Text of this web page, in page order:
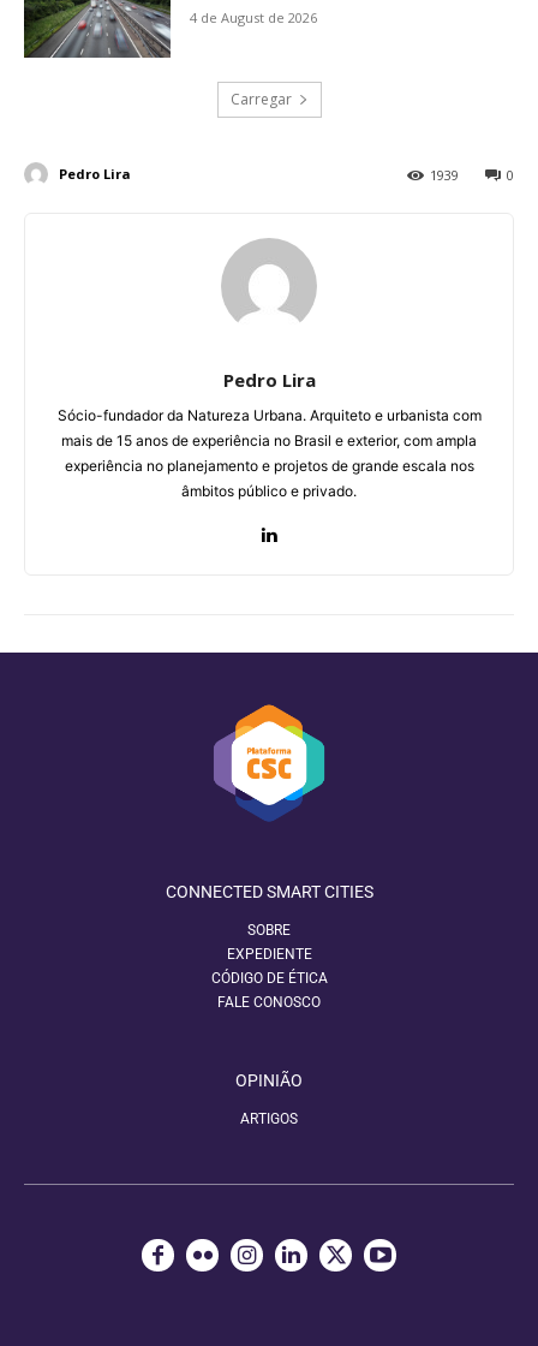
4 de August de 2026
Carregar
Pedro Lira 0
1939
Pedro Lira
Sócio-fundador da Natureza Urbana. Arquiteto e urbanista com
mais de 15 anos de experiência no Brasil e exterior, com ampla
experiência no planejamento e projetos de grande escala nos
âmbitos público e privado.
CONNECTED SMART CITIES
SOBRE
EXPEDIENTE
CÓDIGO DE ÉTICA
FALE CONOSCO
OPINIÃO
ARTIGOS